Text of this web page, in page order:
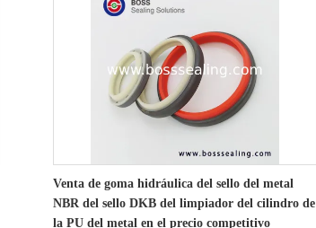
Venta de goma hidráulica del sello del metal
NBR del sello DKB del limpiador del cilindro de
la PU del metal en el precio competitivo